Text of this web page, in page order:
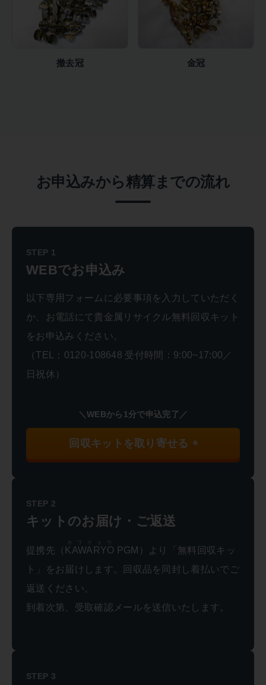
撤去冠 金冠
お申込みから精算までの流れ
STEP 1
WEBでお申込み
以下専用フォームに必要事項を入力していただく
か、お電話にて貴金属リサイクル無料回収キット
をお申込みください。
（TEL：0120-108648 受付時間：9:00~17:00／
日祝休）
＼WEBから1分で申込完了／
回収キットを取り寄せる
STEP 2
キットのお届け・ご返送
提携先（ KAWARYO
カワリョウ
PGM）より「無料回収キッ
ト」をお届けします。回収品を同封し着払いでご
返送ください。
到着次第、受取確認メールを送信いたします。
STEP 3